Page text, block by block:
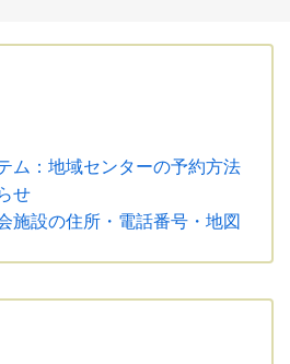
ム：地域センターの予約方法
せ
施設の住所・電話番号・地図